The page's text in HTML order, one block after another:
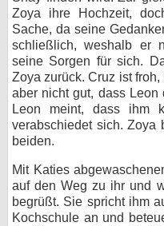
Zoya ihre Hochzeit,
Sache, da seine
schließlich, weshalb er
seine Sorgen für sich.
Zoya zurück. Cruz ist
aber nicht gut, dass
Leon meint, dass ihm
verabschiedet sich. Zoya
beiden.
Mit Katies
auf den Weg zu ihr und
begrüßt. Sie spricht ihm
Kochschule an und